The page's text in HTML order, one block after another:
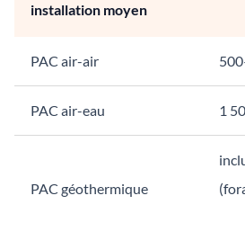
installation moyen
PAC air-air
PAC air-eau 1
PAC géothermique